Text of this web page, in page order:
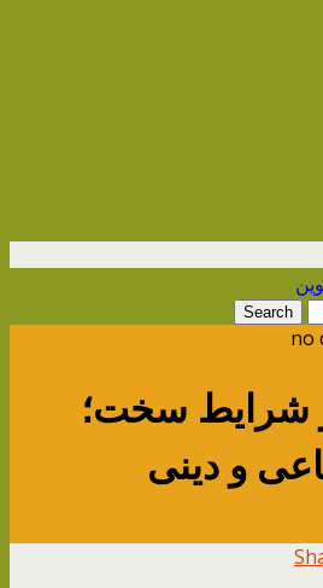
شرایط سخت؛
و دینی